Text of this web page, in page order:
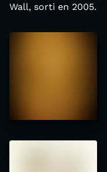
Wall, sorti en 2005.